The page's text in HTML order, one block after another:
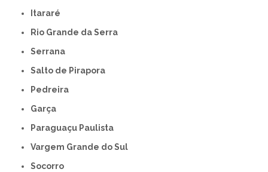
Itararé
Rio Grande da Serra
Serrana
Salto de Pirapora
Pedreira
Garça
Paraguaçu Paulista
Vargem Grande do Sul
Socorro